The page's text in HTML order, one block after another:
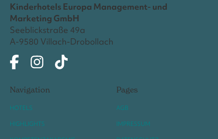
Kinderhotels Europa Management- und
Marketing GmbH
Seeblickstraße 49a
A-9580 Villach-Drobollach
Navigation
HOTELS
HIGHLIGHTS
Pages
AGB
IMPRESSUM